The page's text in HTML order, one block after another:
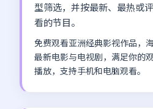
型筛选，并按最新、最热或
看的节目。
免费观看亚洲经典影视作品，
最新电影与电视剧，满足你的
播放，支持手机和电脑观看。